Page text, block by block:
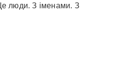
люди. З іменами. З